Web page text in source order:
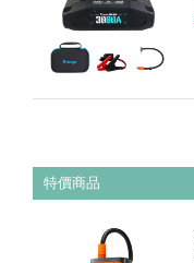
特價商品